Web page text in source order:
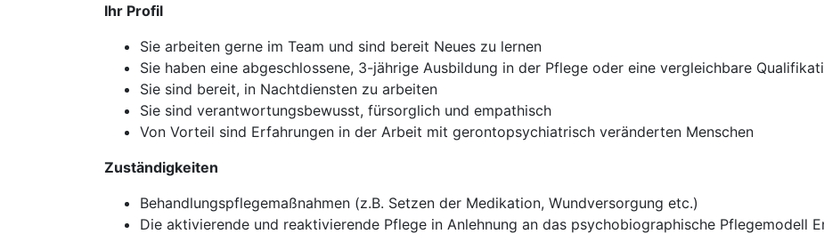
Ihr Profil
Sie arbeiten gerne im Team und sind bereit Neues zu lernen
Sie haben eine abgeschlossene, 3-jährige Ausbildung in der Pflege oder eine vergleichbare
Sie sind bereit, in Nachtdiensten zu arbeiten
Sie sind verantwortungsbewusst, fürsorglich und empathisch
Von Vorteil sind Erfahrungen in der Arbeit mit gerontopsychiatrisch veränderten Menschen
Zuständigkeiten
Behandlungspflegemaßnahmen (z.B. Setzen der Medikation, Wundversorgung etc.)
Die aktivierende und reaktivierende Pflege in Anlehnung an das psychobiographische Pflegemodell